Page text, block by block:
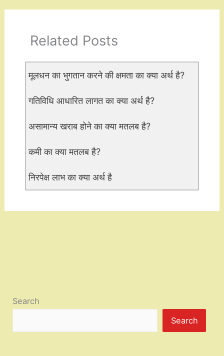
Related Posts
मूलधन का भुगतान करने की क्षमता का क्या अर्थ है?
गतिविधि आधारित लागत का क्या अर्थ है?
असामान्य खराब होने का क्या मतलब है?
कमी का क्या मतलब है?
निरपेक्ष लाभ का क्या अर्थ है
Search
Search